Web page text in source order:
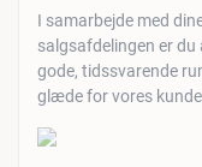
I samarbejde med
salgsafdelingen er
gode, tidssvarende
glæde for vores